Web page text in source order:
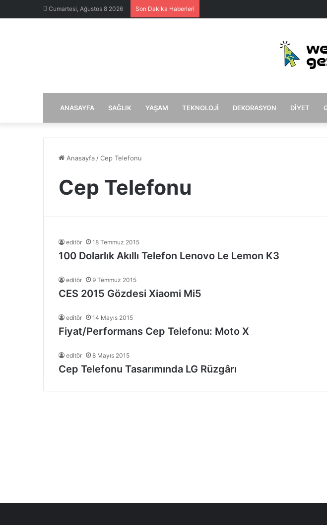
Cumartesi, Ağustos 8 2026 Son Dakika Haberleri
ANASAYFA SAĞLIK YAŞAM TEKNOLOJI DEKORASYON DIYET
Anasayfa /Cep Telefonu
Cep Telefonu
editör 18 Temmuz 2015
100 Dolarlık Akıllı Telefon Lenovo Le Lemon K3
editör 9 Temmuz 2015
CES 2015 Gözdesi Xiaomi Mi5
editör 14 Mayıs 2015
Fiyat/Performans Cep Telefonu: Moto X
editör 8 Mayıs 2015
Cep Telefonu Tasarımında LG Rüzgârı